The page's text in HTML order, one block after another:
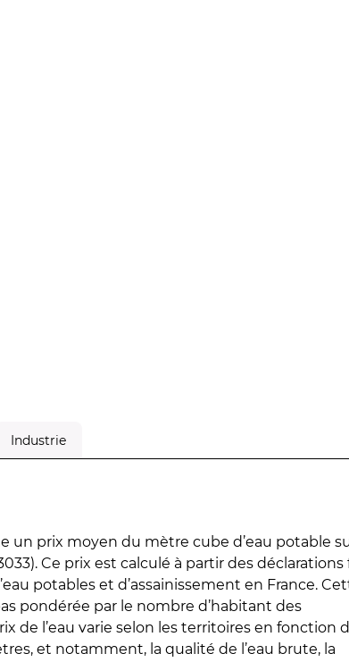
Industrie
un prix moyen du mètre cube d’eau potable
Ce prix est calculé à partir des déclarations
potables et d’assainissement en France.
pondérée par le nombre d’habitant des
de l’eau varie selon les territoires en fonction
et notamment, la qualité de l’eau brute, la